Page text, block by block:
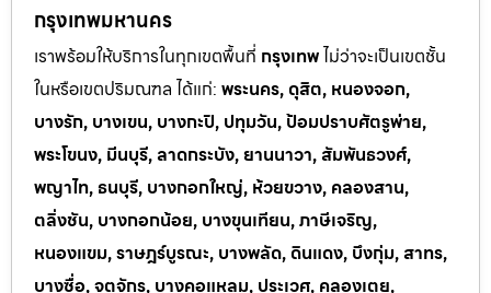
กรุงเทพมหานคร
เราพร้อมให้บริการในทุกเขตพื้นที่ กรุงเทพไม่ว่าจะเป็นเขตชั้น
ในหรือเขตปริมณฑล ได้แก่: พระนคร, ดุสิต, หนองจอก,
บางรัก, บางเขน, บางกะปิ, ปทุมวัน, ป้อมปราบศัตรูพ่าย,
พระโขนง, มีนบุรี, ลาดกระบัง, ยานนาวา, สัมพันธวงศ์,
พญาไท, ธนบุรี, บางกอกใหญ่, ห้วยขวาง, คลองสาน,
ตลิ่งชัน, บางกอกน้อย, บางขุนเทียน, ภาษีเจริญ,
หนองแขม, ราษฎร์บูรณะ, บางพลัด, ดินแดง, บึงกุ่ม, สาทร,
บางซื่อ, จตุจักร, บางคอแหลม, ประเวศ, คลองเตย,